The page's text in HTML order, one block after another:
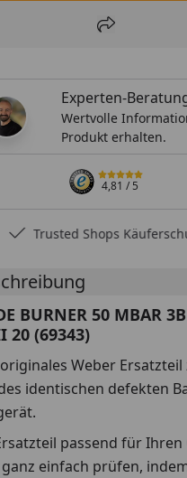
zur Wunschliste
Teilen
Experten-
Wertvolle
Produkt erhalten.
4,81/ 5
Trusted Shops
BURNER 50 MBAR 3B
20 (69343)
Weber Ersatzteil
identischen defekten
passend für Ihren
einfach prüfen,